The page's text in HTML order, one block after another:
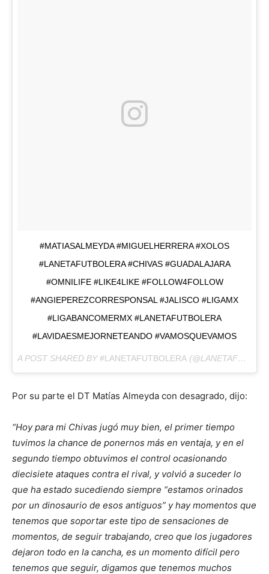
#MATIASALMEYDA #MIGUELHERRERA #XOLOS
#LANETAFUTBOLERA #CHIVAS #GUADALAJARA
#OMNILIFE #LIKE4LIKE #FOLLOW4FOLLOW
#ANGIEPEREZCORRESPONSAL #JALISCO #LIGAMX
#LIGABANCOMERMX #LANETAFUTBOLERA
#LAVIDAESMEJORNETEANDO #VAMOSQUEVAMOS
A POST SHARED BY#LANETAFUTBOLERA (@LANETAFUTBOLERA) ON
Por su parte el DT Matías Almeyda con desagrado, dijo:
“Hoy para mi Chivas jugó muy bien, el primer tiempo
tuvimos la chance de ponernos más en ventaja, y en el
segundo tiempo obtuvimos el control ocasionando
diecisiete ataques contra el rival, y volvió a suceder lo
que ha estado sucediendo siempre “estamos orinados
por un dinosaurio de esos antiguos” y hay momentos que
tenemos que soportar este tipo de sensaciones de
momentos, de seguir trabajando, creo que los jugadores
dejaron todo en la cancha, es un momento difícil pero
tenemos que seguir, digamos que tenemos muchos